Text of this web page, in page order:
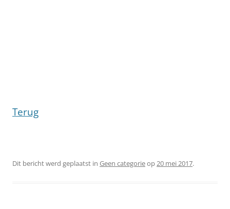
Terug
Dit bericht werd geplaatst in Geen categorieop20 mei 2017.